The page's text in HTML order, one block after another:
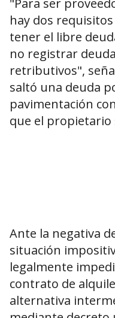
"Para ser
hay dos
tener el libre
no registrar
retributivos",
saltó una deuda
pavimentación
que el propietario
Ante la negativa
situación
legalmente
contrato de
alternativa